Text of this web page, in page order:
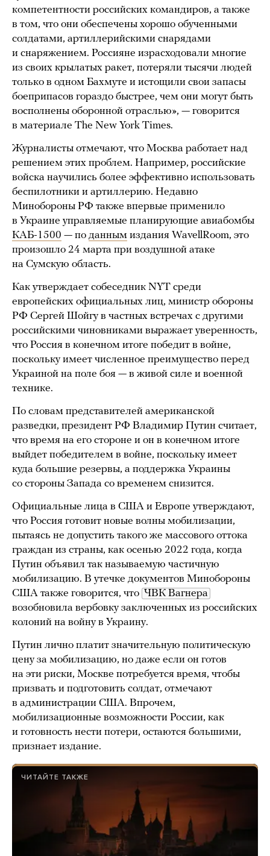
компетентности российских командиров, а также
в том, что они обеспечены хорошо обученными
солдатами, артиллерийскими снарядами
и снаряжением. Россияне израсходовали многие
из своих крылатых ракет, потеряли тысячи людей
только в одном Бахмуте и истощили свои запасы
боеприпасов гораздо быстрее, чем они могут быть
восполнены оборонной отраслью», — говорится
в материале The New York Times.
Журналисты отмечают, что Москва работает над
решением этих проблем. Например, российские
войска научились более эффективно использовать
беспилотники и артиллерию. Недавно
Минобороны РФ также впервые применило
в Украине управляемые планирующие авиабомбы
КАБ-1500 — по данным издания WavellRoom, это
произошло 24 марта при воздушной атаке
на Сумскую область.
Как утверждает собеседник NYT среди
европейских официальных лиц, министр обороны
РФ Сергей Шойгу в частных встречах с другими
российскими чиновниками выражает уверенность,
что Россия в конечном итоге победит в войне,
поскольку имеет численное преимущество перед
Украиной на поле боя — в живой силе и военной
технике.
По словам представителей американской
разведки, президент РФ Владимир Путин считает,
что время на его стороне и он в конечном итоге
выйдет победителем в войне, поскольку имеет
куда большие резервы, а поддержка Украины
со стороны Запада со временем снизится.
Официальные лица в США и Европе утверждают,
что Россия готовит новые волны мобилизации,
пытаясь не допустить такого же массового оттока
граждан из страны, как осенью 2022 года, когда
Путин объявил так называемую частичную
мобилизацию. В утечке документов Минобороны
США также говорится, что ЧВК Вагнера
возобновила вербовку заключенных из российских
колоний на войну в Украину.
Путин лично платит значительную политическую
цену за мобилизацию, но даже если он готов
на эти риски, Москве потребуется время, чтобы
призвать и подготовить солдат, отмечают
в администрации США. Впрочем,
мобилизационные возможности России, как
и готовность нести потери, остаются большими,
признает издание.
ЧИТАЙТЕ ТАКЖЕ